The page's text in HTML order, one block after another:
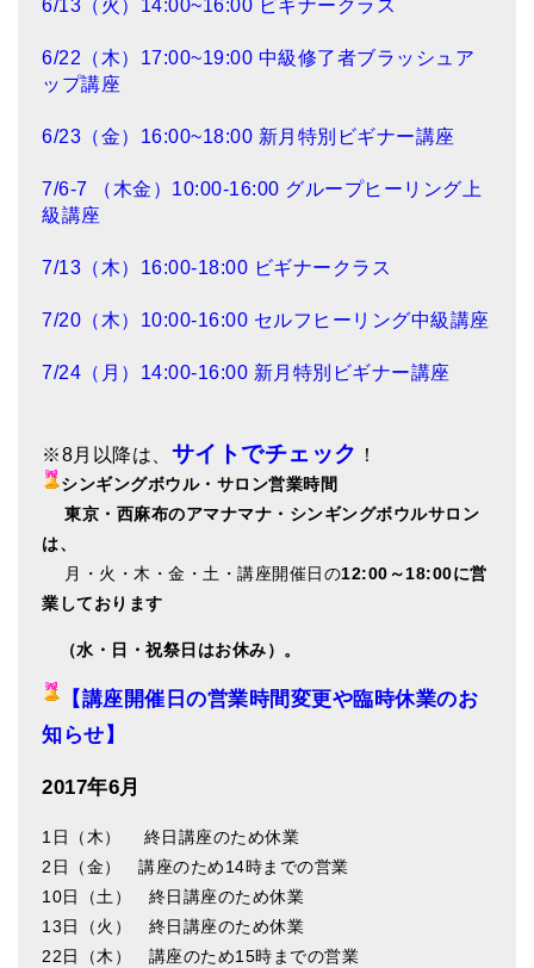
6/13（火）14:00~16:00 ビギナークラス
6/22（木）17:00~19:00 中級修了者ブラッシュア
ップ講座
6/23（金）16:00~18:00 新月特別ビギナー講座
7/6-7 （木金）10:00-16:00 グループヒーリング上
級講座
7/13（木）16:00-18:00 ビギナークラス
7/20（木）10:00-16:00 セルフヒーリング中級講座
7/24（月）14:00-16:00 新月特別ビギナー講座
※8月以降は、 サイトでチェック ！
シンギングボウル・サロン営業時間
東京・西麻布のアマナマナ・シンギングボウルサロン
は、
月・火・木・金・土・講座開催日の12:00～18:00に営
業しております
（水・日・祝祭日はお休み）。
【講座開催日の営業時間変更や臨時休業のお
知らせ】
2017年6月
1日（木） 終日講座のため休業
2日（金） 講座のため14時までの営業
10日（土） 終日講座のため休業
13日（火） 終日講座のため休業
22日（木） 講座のため15時までの営業